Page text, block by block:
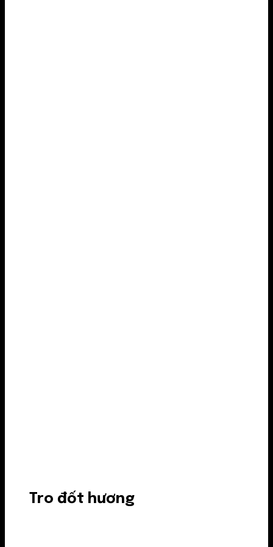
Tro đốt hương